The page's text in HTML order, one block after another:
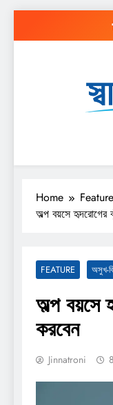
Home
Feature
অল্প বয়সে হৃদরোগের
FEATURE অসুখ-
অল্প বয়সে
করবেন
Jinnatroni